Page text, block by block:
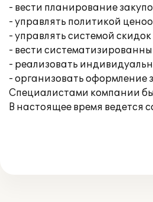
- вести планирование
- управлять политикой
- управлять системой
- вести
- реализовать
- организовать оформление
Специалистами компании
В настоящее время ведется